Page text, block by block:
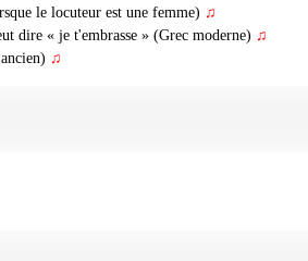
le locuteur est une femme) ♫
dire « je t'embrasse » (Grec moderne) ♫
♫